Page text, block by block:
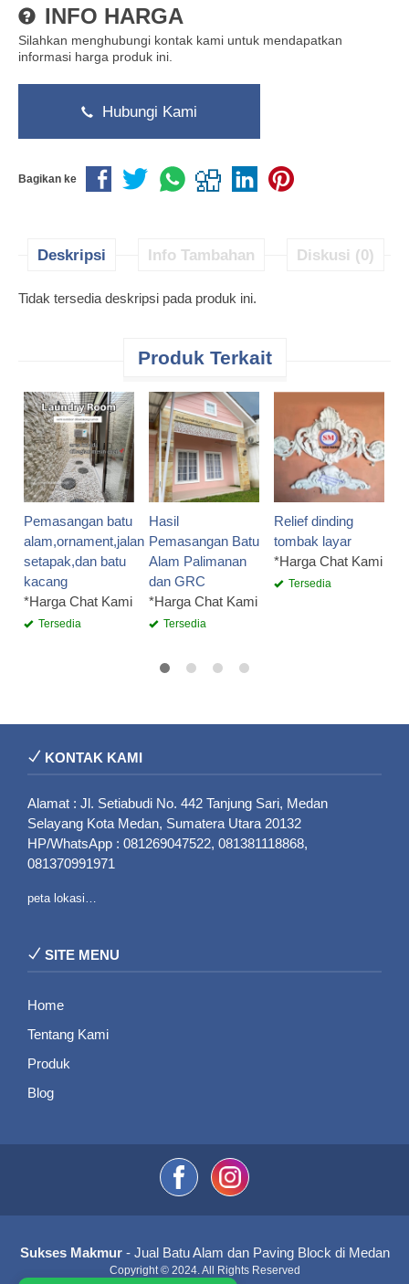
INFO HARGA
Silahkan menghubungi kontak kami untuk mendapatkan
informasi harga produk ini.
Hubungi Kami
Bagikan ke
Deskripsi Info Tambahan Diskusi (0)
Tidak tersedia deskripsi pada produk ini.
Produk Terkait
Pemasangan batu
alam,ornament,jalan
setapak,dan batu
kacang
*Harga Chat Kami
Tersedia
Hasil
Pemasangan Batu
Alam Palimanan
dan GRC
*Harga Chat Kami
Tersedia
Relief dinding
tombak layar
*Harga Chat Kami
Tersedia
KONTAK KAMI
Alamat : Jl. Setiabudi No. 442 Tanjung Sari, Medan
Selayang Kota Medan, Sumatera Utara 20132
HP/WhatsApp : 081269047522, 081381118868,
081370991971
peta lokasi…
SITE MENU
Home
Tentang Kami
Produk
Blog
Sukses Makmur- Jual Batu Alam dan Paving Block di Medan
Copyright © 2024. All Rights Reserved